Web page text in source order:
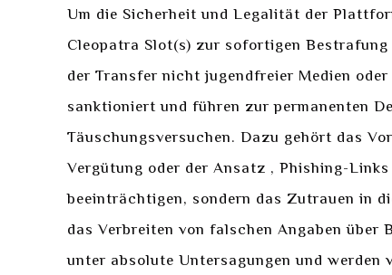
Um die Sicherheit und Legalität der
Cleopatra Slot(s) zur sofortigen
der Transfer nicht jugendfreier Medien
sanktioniert und führen zur permanenten
Täuschungsversuchen. Dazu gehört das
Vergütung oder der Ansatz , Phishing-
beeinträchtigen, sondern das Zutrauen in
das Verbreiten von falschen Angaben
unter absolute Untersagungen und